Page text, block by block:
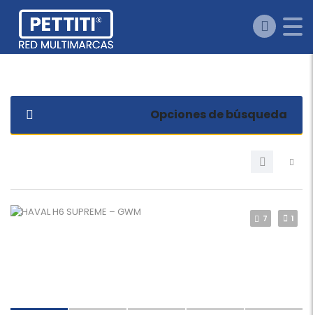
Opciones de búsqueda
7 1